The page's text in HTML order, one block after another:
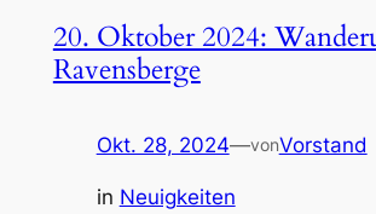
20. Oktober 2024:
Ravensberge
Okt. 28, 2024—vonVorstand
in Neuigkeiten